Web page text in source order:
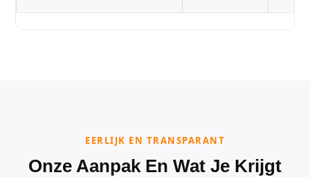
EERLIJK EN TRANSPARANT
Onze Aanpak En Wat Je Krijgt